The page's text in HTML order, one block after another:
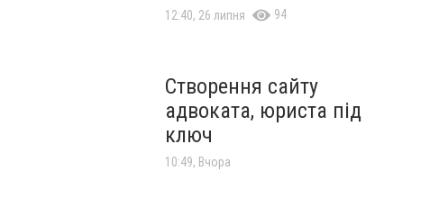
12:40, 26 липня 94
Створення сайту
адвоката, юриста під
ключ
10:49, Вчора